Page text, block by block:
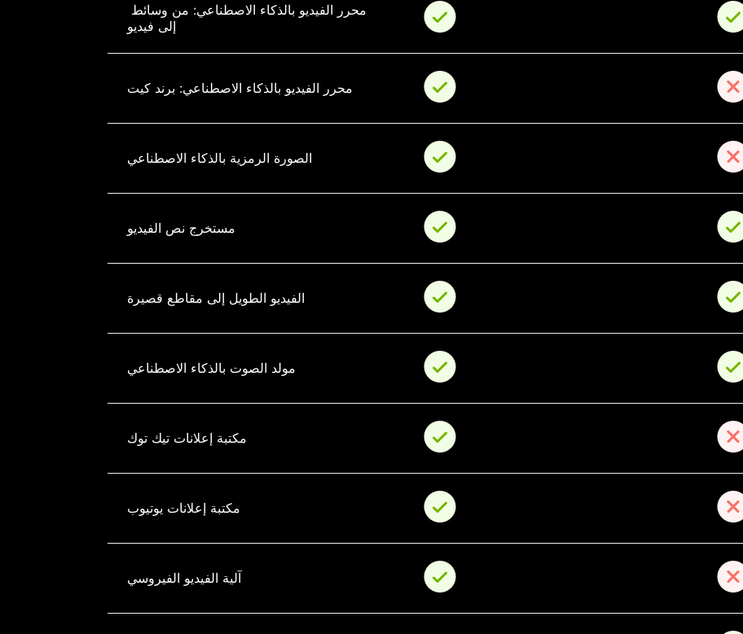
محرر الفيديو بالذكاء الاصطناعي: من وسائط
إلى فيديو
محرر الفيديو بالذكاء الاصطناعي: برند كيت
الصورة الرمزية بالذكاء الاصطناعي
مستخرج نص الفيديو
الفيديو الطويل إلى مقاطع قصيرة
مولد الصوت بالذكاء الاصطناعي
مكتبة إعلانات تيك توك
مكتبة إعلانات يوتيوب
آلية الفيديو الفيروسي